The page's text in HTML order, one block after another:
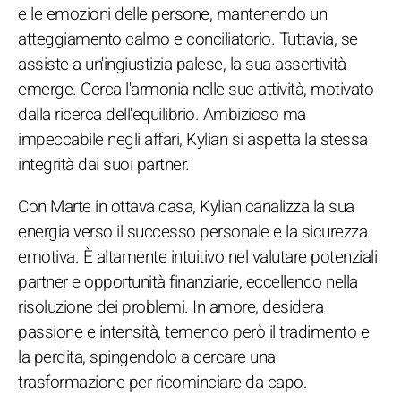
e le emozioni delle persone, mantenendo un
atteggiamento calmo e conciliatorio. Tuttavia, se
assiste a un'ingiustizia palese, la sua assertività
emerge. Cerca l'armonia nelle sue attività, motivato
dalla ricerca dell'equilibrio. Ambizioso ma
impeccabile negli affari, Kylian si aspetta la stessa
integrità dai suoi partner.
Con Marte in ottava casa, Kylian canalizza la sua
energia verso il successo personale e la sicurezza
emotiva. È altamente intuitivo nel valutare potenziali
partner e opportunità finanziarie, eccellendo nella
risoluzione dei problemi. In amore, desidera
passione e intensità, temendo però il tradimento e
la perdita, spingendolo a cercare una
trasformazione per ricominciare da capo.